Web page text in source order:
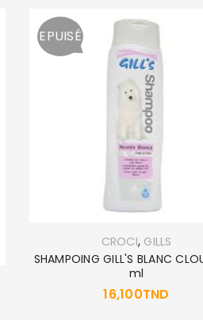
Se souvenir de moi
EPUISÉ
CROCI, GILLS
SHAMPOING GILL'S BLANC
ml
16,100TND